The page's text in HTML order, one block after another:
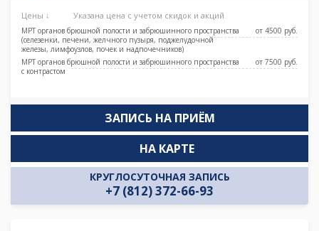
Цены ↓ Указана цена с учетом скидок и акций
МРТ органов брюшной полости и забрюшинного пространства
(селезенки, печени, желчного пузыря, поджелудочной
железы, лимфоузлов, почек и надпочечников)
от 4500 pуб.
МРТ органов брюшной полости и забрюшинного пространства
с контрастом
от 7500 pуб.
ЗАПИСЬ НА ПРИЁМ
КРУГЛОСУТОЧНАЯ ЗАПИСЬ
+7 (812) 372-66-93
НА КАРТЕ